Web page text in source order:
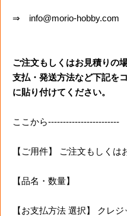
⇒ info@morio-hobby.com
ご注文もしくはお見積りの
支払・発送方法など下記を
に貼り付けてください。
ここから------------------------
【ご用件】 ご注文もしくは
【品名・数量】
【お支払方法 選択】 クレ